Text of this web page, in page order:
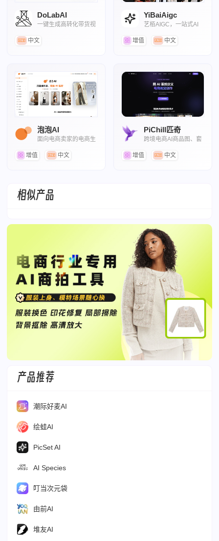
DoLabAI
一键生成高转化带货视
中文
YiBaiAigc
艺栢AIGC，一站式AI
增值
中文
泡泡AI
面向电商卖家的电商生
增值
中文
PiChill匹奇
跨境电商AI商品图、套
增值
中文
相似产品
产品推荐
潮际好麦AI
绘蛙AI
PicSet AI
AI Species
叮当次元袋
由前AI
堆友AI